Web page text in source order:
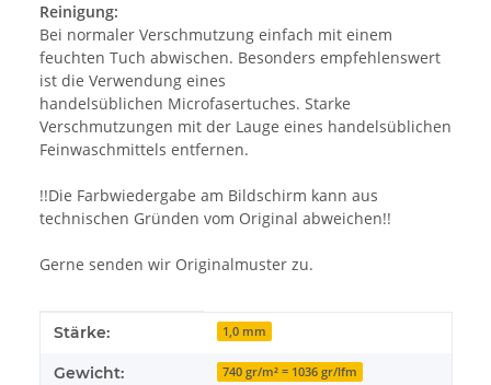
Reinigung:
Bei normaler Verschmutzung einfach mit einem
feuchten Tuch abwischen. Besonders empfehlenswert
ist die Verwendung eines
handelsüblichen Microfasertuches. Starke
Verschmutzungen mit der Lauge eines handelsüblichen
Feinwaschmittels entfernen.
!!Die Farbwiedergabe am Bildschirm kann aus
technischen Gründen vom Original abweichen!!
Gerne senden wir Originalmuster zu.
Produkteigenschaft
Wert
Stärke: 1,0 mm
Gewicht: 740 gr/m² = 1036 gr/lfm